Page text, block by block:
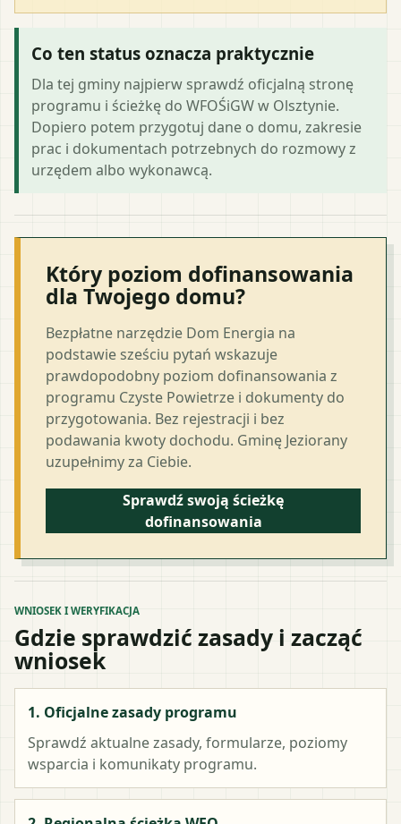
Co ten status oznacza praktycznie
Dla tej gminy najpierw sprawdź oficjalną stronę
programu i ścieżkę do WFOŚiGW w Olsztynie.
Dopiero potem przygotuj dane o domu, zakresie
prac i dokumentach potrzebnych do rozmowy z
urzędem albo wykonawcą.
Który poziom dofinansowania
dla Twojego domu?
Bezpłatne narzędzie Dom Energia na
podstawie sześciu pytań wskazuje
prawdopodobny poziom dofinansowania z
programu Czyste Powietrze i dokumenty do
przygotowania. Bez rejestracji i bez
podawania kwoty dochodu. Gminę Jeziorany
uzupełnimy za Ciebie.
Sprawdź swoją ścieżkę
dofinansowania
WNIOSEK I WERYFIKACJA
Gdzie sprawdzić zasady i zacząć
wniosek
1. Oficjalne zasady programu
Sprawdź aktualne zasady, formularze, poziomy
wsparcia i komunikaty programu.